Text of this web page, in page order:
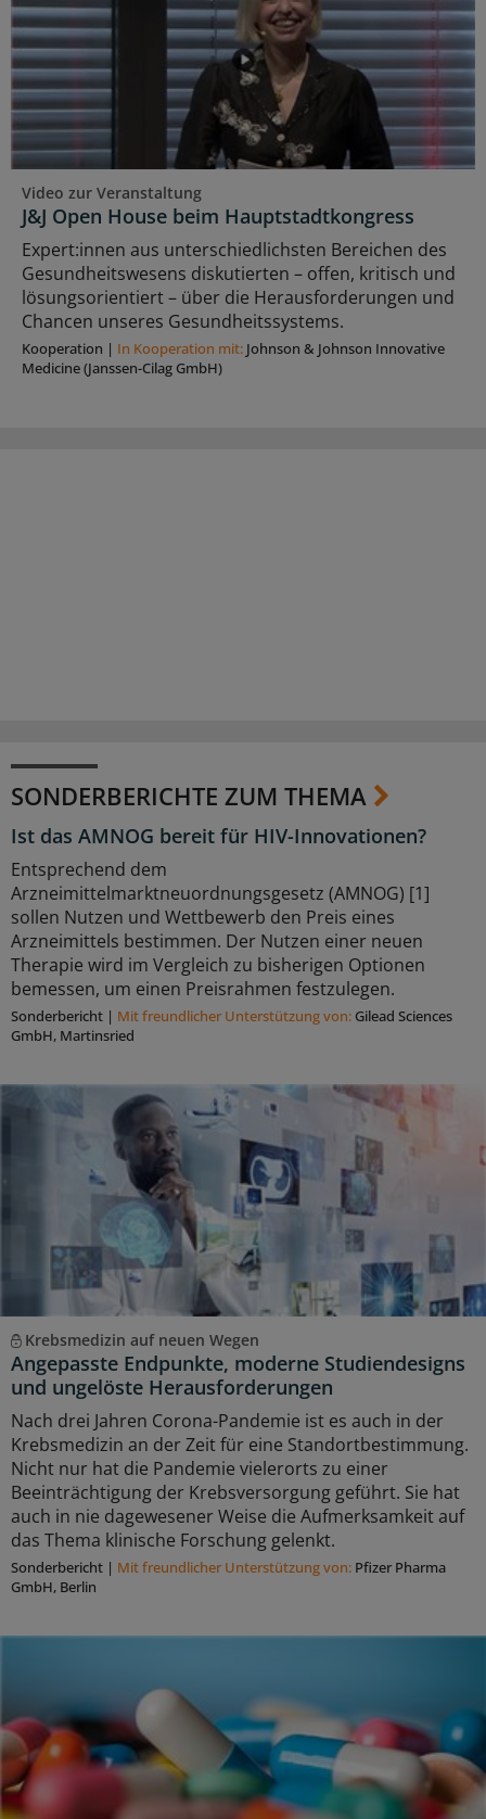
Video zur Veranstaltung
J&J Open House beim Hauptstadtkongress
Expert:innen aus unterschiedlichsten Bereichen des
Gesundheitswesens diskutierten – offen, kritisch und
lösungsorientiert – über die Herausforderungen und
Chancen unseres Gesundheitssystems.
Kooperation | In Kooperation mit: Johnson & Johnson Innovative
Medicine (Janssen-Cilag GmbH)
SONDERBERICHTE ZUM THEMA
Ist das AMNOG bereit für HIV-Innovationen?
Entsprechend dem
Arzneimittelmarktneuordnungsgesetz (AMNOG) [1]
sollen Nutzen und Wettbewerb den Preis eines
Arzneimittels bestimmen. Der Nutzen einer neuen
Therapie wird im Vergleich zu bisherigen Optionen
bemessen, um einen Preisrahmen festzulegen.
Sonderbericht | Mit freundlicher Unterstützung von: Gilead Sciences
GmbH, Martinsried
Krebsmedizin auf neuen Wegen
Angepasste Endpunkte, moderne Studiendesigns
und ungelöste Herausforderungen
Nach drei Jahren Corona-Pandemie ist es auch in der
Krebsmedizin an der Zeit für eine Standortbestimmung.
Nicht nur hat die Pandemie vielerorts zu einer
Beeinträchtigung der Krebsversorgung geführt. Sie hat
auch in nie dagewesener Weise die Aufmerksamkeit auf
das Thema klinische Forschung gelenkt.
Sonderbericht | Mit freundlicher Unterstützung von: Pfizer Pharma
GmbH, Berlin